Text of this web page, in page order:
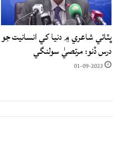
ڀٽائي شاعري ۾ دنيا کي انسانيت جو
درس ڏنو: مرتصيٰ سولنگي
01-09-2023